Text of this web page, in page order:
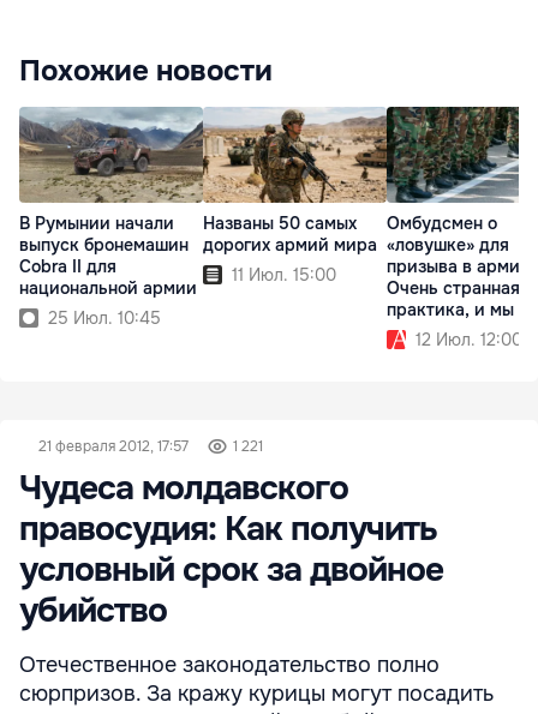
Похожие новости
В Румынии начали
выпуск бронемашин
Cobra II для
национальной армии
25 Июл. 10:45
Названы 50 самых
дорогих армий мира
11 Июл. 15:00
Омбудсмен о
«ловушке» для
призыва в армию:
Очень странная
практика, и мы ее
проверяем
12 Июл. 12:00
21 февраля 2012, 17:57 1 221
Чудеса молдавского
правосудия: Как получить
условный срок за двойное
убийство
Отечественное законодательство полно
сюрпризов. За кражу курицы могут посадить